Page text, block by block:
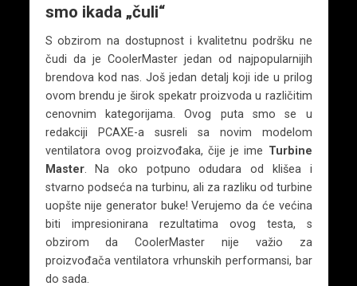
smo ikada „čuli“
S obzirom na dostupnost i kvalitetnu podršku ne
čudi da je CoolerMaster jedan od najpopularnijih
brendova kod nas. Još jedan detalj koji ide u prilog
ovom brendu je širok spekatr proizvoda u različitim
cenovnim kategorijama. Ovog puta smo se u
redakciji PCAXE-a susreli sa novim modelom
ventilatora ovog proizvođaka, čije je ime Turbine
Master. Na oko potpuno odudara od klišea i
stvarno podseća na turbinu, ali za razliku od turbine
uopšte nije generator buke! Verujemo da će većina
biti impresionirana rezultatima ovog testa, s
obzirom da CoolerMaster nije važio za
proizvođača ventilatora vrhunskih performansi, bar
do sada.